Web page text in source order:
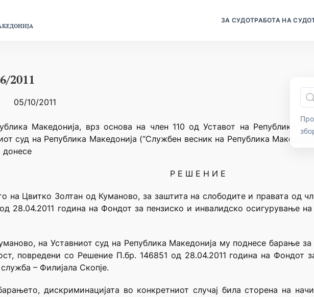
ЗА СУДОТРАБОТА НА
2011
05/10/2011
Македонија, врз основа на член 110 од Уставот на Република
суд на Република Македонија (“Службен весник на Република
донесе
Р Е Ш Е Н И Е
Цвитко Золтан од Куманово, за заштита на слободите и правата од
28.04.2011 година на Фондот за пензиско и инвалидско осигурување
на Уставниот суд на Република Македонија му поднесе барање
повредени со Решение П.бр. 146851 од 28.04.2011 година на Фондот
– Филијала Скопје.
дискриминацијата во конкретниот случај била сторена на